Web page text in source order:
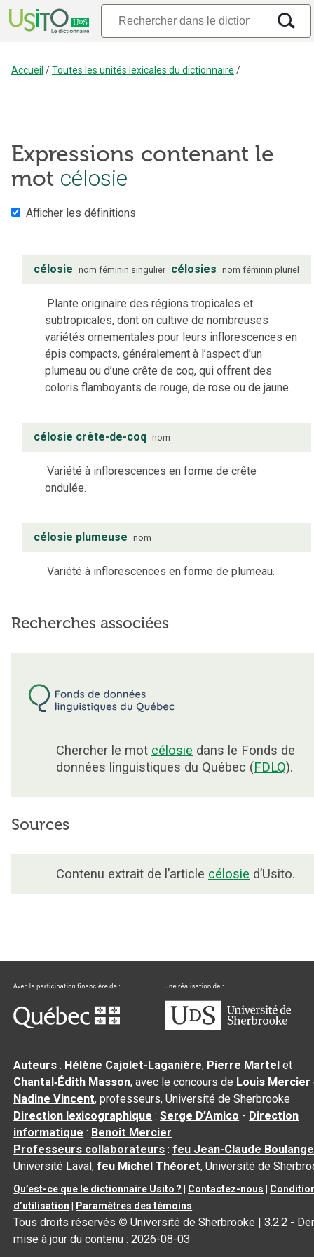
Accueil /Toutes les unités lexicales du dictionnaire /
Expressions contenant le
mot célosie
Afficher les définitions
célosie nom féminin singulier célosies nom féminin pluriel
Plante originaire des régions tropicales et
subtropicales, dont on cultive de nombreuses
variétés ornementales pour leurs inflorescences en
épis compacts, généralement à l’aspect d’un
plumeau ou d’une crête de coq, qui offrent des
coloris flamboyants de rouge, de rose ou de jaune.
célosie crête-de-coq nom
Variété à inflorescences en forme de crête
ondulée.
célosie plumeuse nom
Variété à inflorescences en forme de plumeau.
Recherches associées
Chercher le mot célosie dans le Fonds de
données linguistiques du Québec (FDLQ).
Sources
Contenu extrait de l’article célosie d’Usito.
Auteurs : Hélène Cajolet-Laganière, Pierre Martel et
Chantal‑Édith Masson, avec le concours de Louis Mercier
Nadine Vincent, professeurs, Université de Sherbrooke
Direction lexicographique :Serge D’Amico - Direction
informatique : Benoit Mercier
Professeurs collaborateurs :feu Jean-Claude
Université Laval,feu Michel Théoret, Université de
Qu’est-ce que le dictionnaire Usito ? Contactez-nous
d’utilisation
Paramètres des témoins
Tous droits réservés © Université de Sherbrooke |3.2.2 -
mise à jour du contenu :2026-08-03